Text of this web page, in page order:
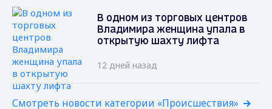
В одном из торговых центров
Владимира женщина упала в
открытую шахту лифта
12 дней назад
Смотреть новости категории «Происшествия»